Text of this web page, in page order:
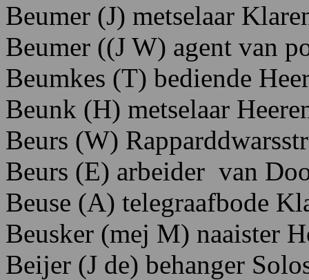
Beumer (J) metselaar
Beumer ((J W) agent van
Beumkes (T) bediende
Beunk (H) metselaar
Beurs (W)
Beurs (E) arbeider van
Beuse (A) telegraafbode K
Beusker (mej M) naaister
Beijer (J de) behanger